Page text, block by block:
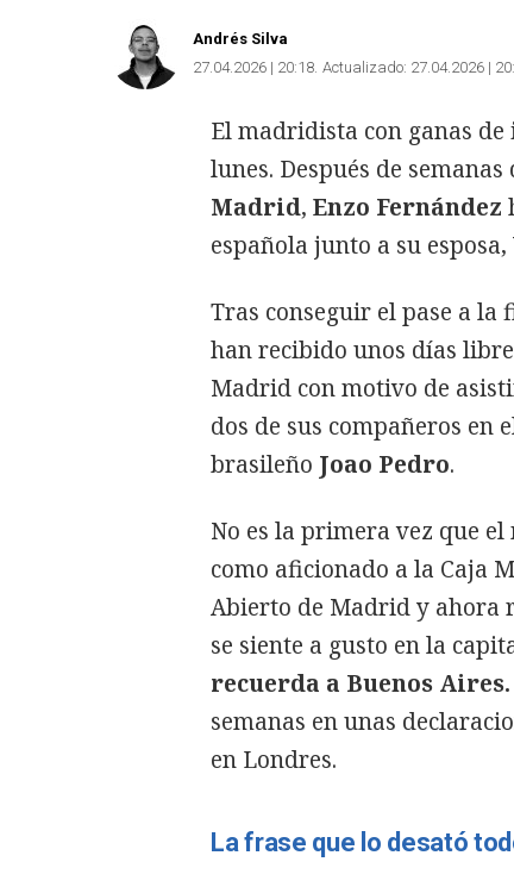
Andrés Silva
27.04.2026 | 20:18 Actualizado: 27.04.2026 |
El madridista con ganas
lunes. Después de
Madrid, Enzo Fernández
española junto a su
Tras conseguir el pase a la
han recibido unos días
Madrid con motivo de
dos de sus compañeros en
brasileño Joao Pedro.
No es la primera vez que
como aficionado a la Caja
Abierto de Madrid y ahora
se siente a gusto en la
recuerda a Buenos
semanas en unas
en Londres.
La frase que lo desató